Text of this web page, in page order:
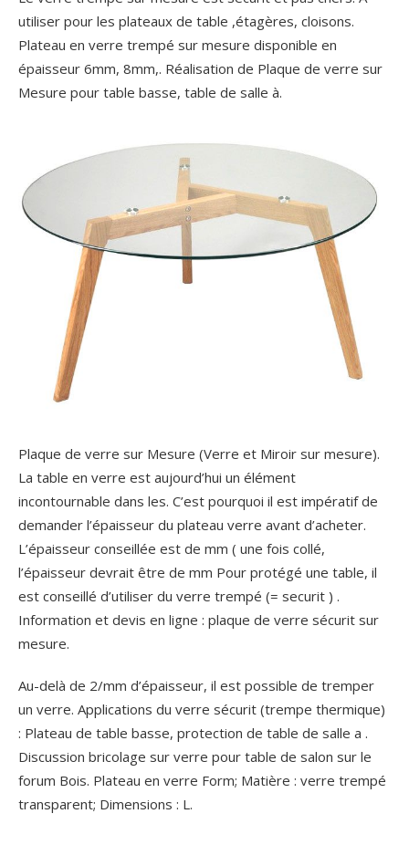
utiliser pour les plateaux de table ,étagères, cloisons.
Plateau en verre trempé sur mesure disponible en
épaisseur 6mm, 8mm,. Réalisation de Plaque de verre sur
Mesure pour table basse, table de salle à.
Plaque de verre sur Mesure (Verre et Miroir sur mesure).
La table en verre est aujourd’hui un élément
incontournable dans les. C’est pourquoi il est impératif de
demander l’épaisseur du plateau verre avant d’acheter.
L’épaisseur conseillée est de mm ( une fois collé,
l’épaisseur devrait être de mm Pour protégé une table, il
est conseillé d’utiliser du verre trempé (= securit ) .
Information et devis en ligne : plaque de verre sécurit sur
mesure.
Au-delà de 2/mm d’épaisseur, il est possible de tremper
un verre. Applications du verre sécurit (trempe thermique)
: Plateau de table basse, protection de table de salle a .
Discussion bricolage sur verre pour table de salon sur le
forum Bois. Plateau en verre Form; Matière : verre trempé
transparent; Dimensions : L.